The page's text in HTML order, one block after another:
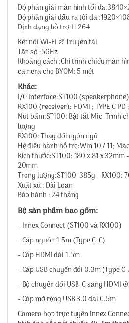
Độ phân giải màn hình tối
Độ phân giải đầu ra tối đa
Định dạng hỗ trợ:H.264
Kết nối Wi-Fi & Truyền tải
Tần số :5GHz
Khoảng cách :Chỉ trình chiếu màn
camera cho BYOM: 5 mét
Khác:
I/O Interface:ST100 (speakerphone):
RX100 (receiver): HDMI ; TYPE C PD
Nút bấm:ST100: Bật tắt Mic, Trình
lượng
RX100: Thay đổi ngôn ngữ
Hệ điều hành hỗ trợ:Win 10 / 11;
Kích thước:ST100: 180 x 81 x 32mm
20mm
Trọng lượng:ST100: 385g - RX100:
Xuất xứ : Đài Loan
Bảo hành : 24 tháng
Bộ sản phẩm bao gồm:
- Innex Connect (ST100 và RX100)
- Cáp nguồn 1.5m (Type C-C)
- Cáp HDMI dài 1.5m
- Cáp USB chuyển đổi 0.3m (Type
- Bộ chuyển đổi USB-C sang HDMI
- Cáp mở rộng USB 3.0 dài 0.5m
Camera họp trực tuyến Innex